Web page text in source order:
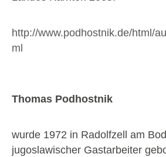
http://www.podhostnik.de/html/
ml
Thomas Podhostnik
wurde 1972 in Radolfzell am
jugoslawischer Gastarbeiter